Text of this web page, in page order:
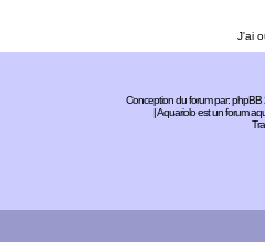
J'ai
Conception du forum par:phpBB
| Aquariolo est un forum